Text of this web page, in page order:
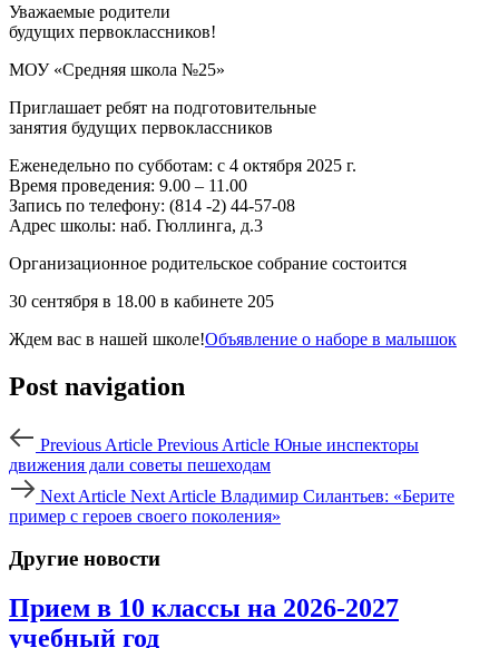
Уважаемые родители
будущих первоклассников!
МОУ «Средняя школа №25»
Приглашает ребят на подготовительные
занятия будущих первоклассников
Еженедельно по субботам: с 4 октября 2025 г.
Время проведения: 9.00 – 11.00
Запись по телефону: (814 -2) 44-57-08
Адрес школы: наб. Гюллинга, д.3
Организационное родительское собрание состоится
30 сентября в 18.00 в кабинете 205
Ждем вас в нашей школе!Объявление о наборе в малышок
Post navigation
Previous Article Previous Article Юные инспекторы
движения дали советы пешеходам
Next Article Next Article Владимир Силантьев: «Берите
пример с героев своего поколения»
Другие новости
Прием в 10 классы на 2026-2027
учебный год